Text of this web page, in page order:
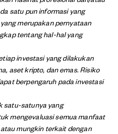
satu pun informasi yang
merupakan pernyataan
tentang hal-hal yang
investasi yang dilakukan
aset kripto, dan emas. Risiko
berpengaruh pada investasi
satu-satunya yang
mengevaluasi semua manfaat
mungkin terkait dengan